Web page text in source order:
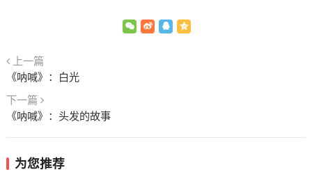
上一篇
《呐喊》：白光
下一篇
《呐喊》：头发的故事
为您推荐